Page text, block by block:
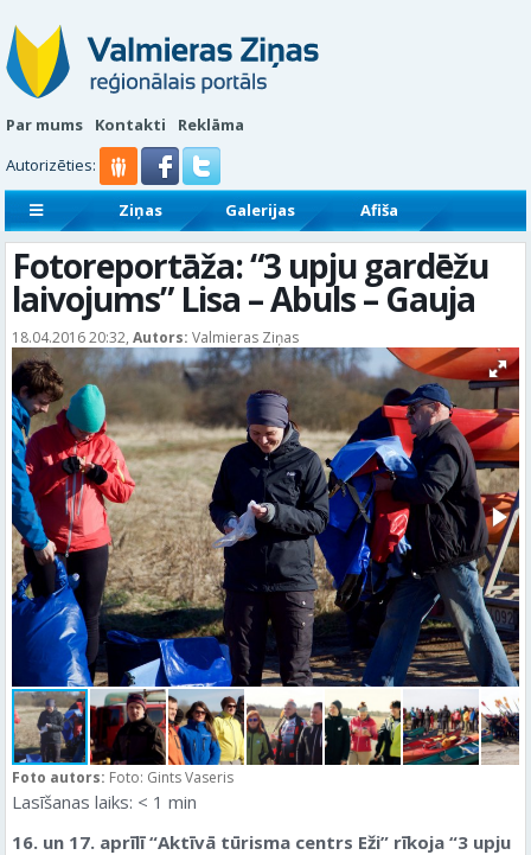
Par mums Kontakti
Reklāma
Autorizēties:
Ziņas Galerijas
Afiša
Sludinājumi
Reklāmraksti
Fotoreportāža: “3 upju gardēžu
laivojums” Lisa – Abuls – Gauja
18.04.2016 20:32, Autors: Valmieras Ziņas
Foto autors: Foto: Gints Vaseris
Lasīšanas laiks: < 1 min
16. un 17. aprīlī “Aktīvā tūrisma centrs Eži” rīkoja “3 upju